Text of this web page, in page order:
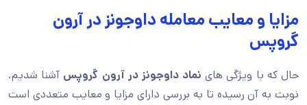
مزایا و معایب معامله داوجونز در آرون
گروپس
حال که با ویژگی هاینماد داوجونز در آرون گروپس آشنا شدیم.
نوبت به آن رسیده تا به بررسی دارای مزایا و معایب متعددی است